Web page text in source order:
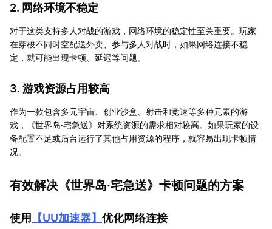
2. 网络环境不稳定
对于这类支持多人对战的游戏，网络环境的稳定性至关重要。玩家
在穿梭不同时空配送外卖、参与多人对战时，如果网络连接不稳
定，就可能出现卡顿、延迟等问题。
3. 游戏资源占用较高
作为一款包含多元宇宙、创业沙盒、射击和竞速等多种元素的游
戏，《世界岛·宅急送》对系统资源的需求相对较高。如果玩家的设
备配置不足或后台运行了其他占用资源的程序，就容易出现卡顿情
况。
有效解决《世界岛·宅急送》卡顿问题的方案
使用 【UU加速器】 优化网络连接